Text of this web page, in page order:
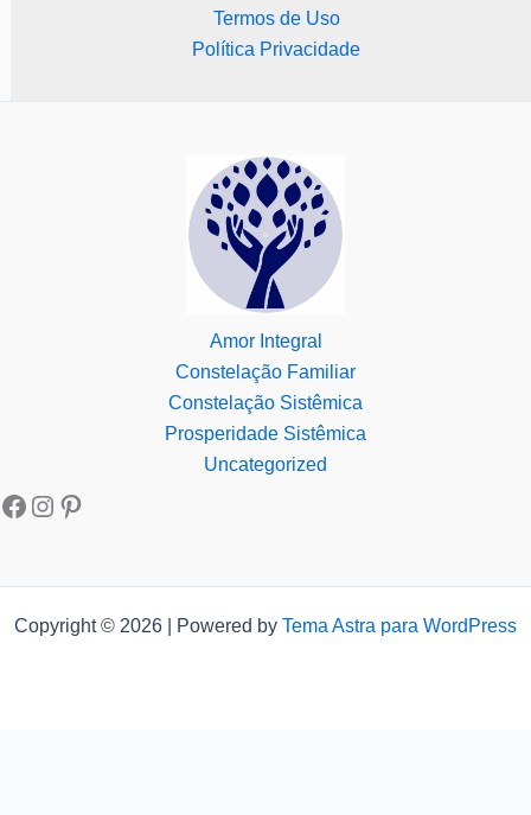
Termos de Uso
Política Privacidade
Amor Integral
Constelação Familiar
Constelação Sistêmica
Prosperidade Sistêmica
Uncategorized
Copyright © 2026 | Powered by Tema Astra para WordPress